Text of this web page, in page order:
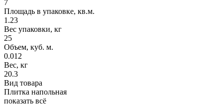
7
Площадь в упаковке, кв.м.
1.23
Вес упаковки, кг
25
Объем, куб. м.
0.012
Вес, кг
20.3
Вид товара
Плитка напольная
показать всё